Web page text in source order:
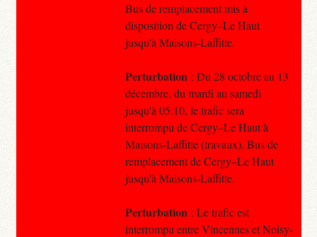
Bus de remplacement mis à
disposition de Cergy–Le Haut
jusqu'à Maisons-Laffitte.
Perturbation : Du 28 octobre au 13
décembre, du mardi au samedi
jusqu'à 05:10, le trafic sera
interrompu de Cergy–Le Haut à
Maisons-Laffitte (travaux). Bus de
remplacement de Cergy–Le Haut
jusqu'à Maisons-Laffitte.
Perturbation : Le trafic est
interrompu entre Vincennes et Noisy-